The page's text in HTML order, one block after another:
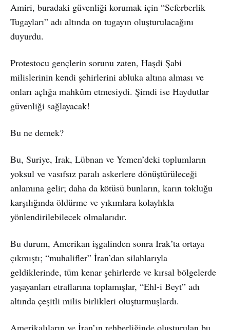
Amiri, buradaki güvenliği korumak için “Seferberlik
Tugayları” adı altında on tugayın oluşturulacağını
duyurdu.
Protestocu gençlerin sorunu zaten, Haşdi Şabi
milislerinin kendi şehirlerini abluka altına alması ve
onları açlığa mahkûm etmesiydi. Şimdi ise Haydutlar
güvenliği sağlayacak!
Bu ne demek?
Bu, Suriye, Irak, Lübnan ve Yemen’deki toplumların
yoksul ve vasıfsız paralı askerlere dönüştürüleceği
anlamına gelir; daha da kötüsü bunların, karın tokluğu
karşılığında öldürme ve yıkımlara kolaylıkla
yönlendirilebilecek olmalarıdır.
Bu durum, Amerikan işgalinden sonra Irak’ta ortaya
çıkmıştı; “muhalifler” İran’dan silahlarıyla
geldiklerinde, tüm kenar şehirlerde ve kırsal bölgelerde
yaşayanları etraflarına toplamışlar, “Ehl-i Beyt” adı
altında çeşitli milis birlikleri oluşturmuşlardı.
Amerikalıların ve İran’ın rehberliğinde oluşturulan bu